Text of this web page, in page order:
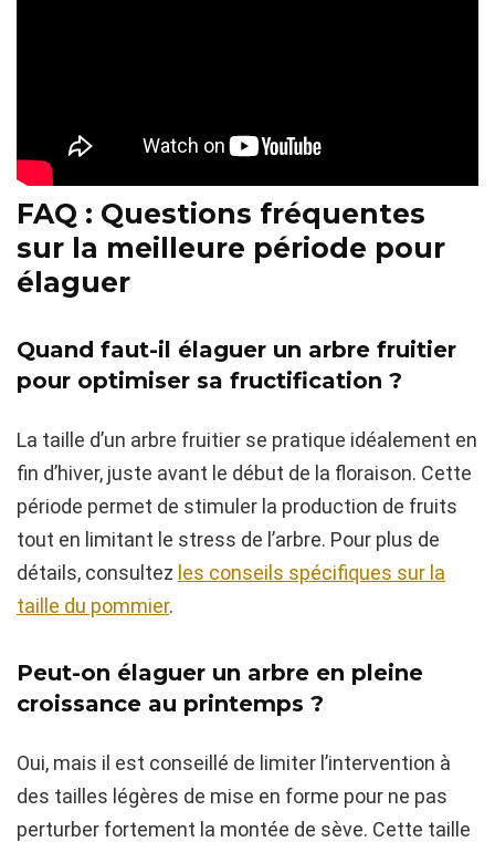
FAQ : Questions fréquentes
sur la meilleure période pour
élaguer
Quand faut-il élaguer un arbre fruitier
pour optimiser sa fructification ?
La taille d’un arbre fruitier se pratique idéalement en
fin d’hiver, juste avant le début de la floraison. Cette
période permet de stimuler la production de fruits
tout en limitant le stress de l’arbre. Pour plus de
détails, consultez les conseils spécifiques sur la
taille du pommier.
Peut-on élaguer un arbre en pleine
croissance au printemps ?
Oui, mais il est conseillé de limiter l’intervention à
des tailles légères de mise en forme pour ne pas
perturber fortement la montée de sève. Cette taille